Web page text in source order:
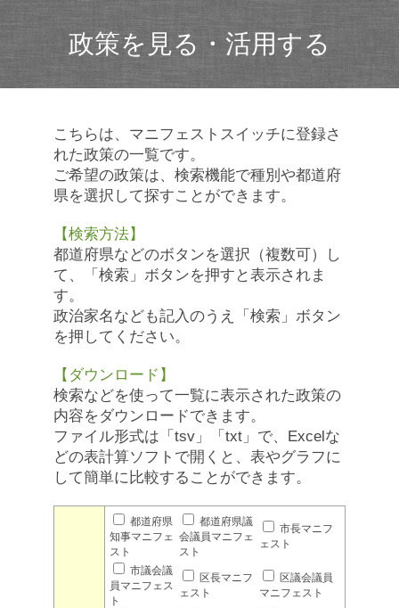
政策を見る・活用する
こちらは、マニフェストスイッチに登録さ
れた政策の一覧です。
ご希望の政策は、検索機能で種別や都道府
県を選択して探すことができます。
【検索方法】
都道府県などのボタンを選択（複数可）し
て、「検索」ボタンを押すと表示されま
す。
政治家名なども記入のうえ「検索」ボタン
を押してください。
【ダウンロード】
検索などを使って一覧に表示された政策の
内容をダウンロードできます。
ファイル形式は「tsv」「txt」で、Excelな
どの表計算ソフトで開くと、表やグラフに
して簡単に比較することができます。
都道府県
知事マニフェ
スト
都道府県議
会議員マニフェ
スト
市長マニフ
ェスト
市議会議
員マニフェス
ト
区長マニフ
ェスト
区議会議員
マニフェスト